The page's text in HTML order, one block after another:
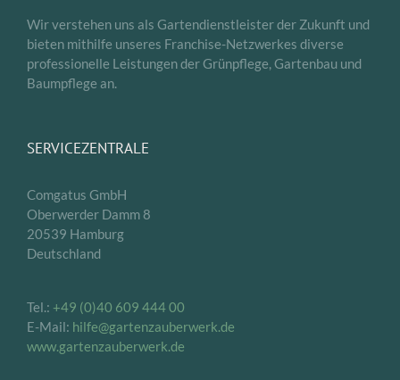
Wir verstehen uns als Gartendienstleister der Zukunft und
bieten mithilfe unseres Franchise-Netzwerkes diverse
professionelle Leistungen der Grünpflege, Gartenbau und
Baumpflege an.
SERVICEZENTRALE
Comgatus GmbH
Oberwerder Damm 8
20539 Hamburg
Deutschland
Tel.: +49 (0)40 609 444 00
E-Mail: hilfe@gartenzauberwerk.de
www.gartenzauberwerk.de